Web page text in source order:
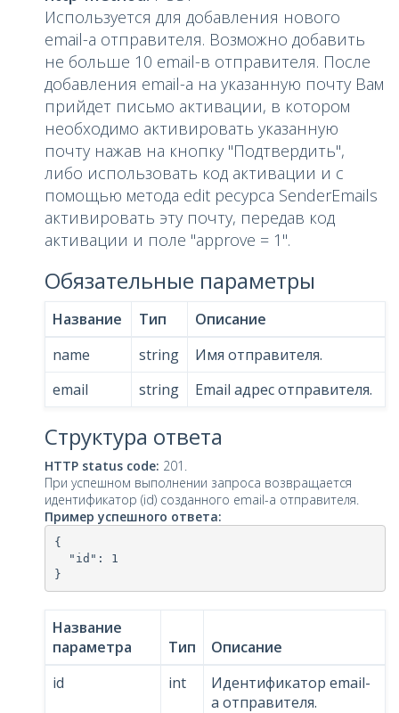
Используется для добавления нового
email-a отправителя. Возможно добавить
не больше 10 email-в отправителя. После
добавления email-а на указанную почту Вам
прийдет письмо активации, в котором
необходимо активировать указанную
почту нажав на кнопку "Подтвердить",
либо использовать код активации и с
помощью метода edit ресурса SenderEmails
активировать эту почту, передав код
активации и поле "approve = 1".
Обязательные параметры
Название Тип
Описание
name
string
Имя отправителя.
email
string Email адрес отправителя.
Структура ответа
HTTP status code: 201.
При успешном выполнении запроса возвращается
идентификатор (id) созданного email-a отправителя.
Пример успешного ответа:
{
  "id": 1
Название
параметра
Тип
Описание
id
int
Идентификатор email-
a отправителя.